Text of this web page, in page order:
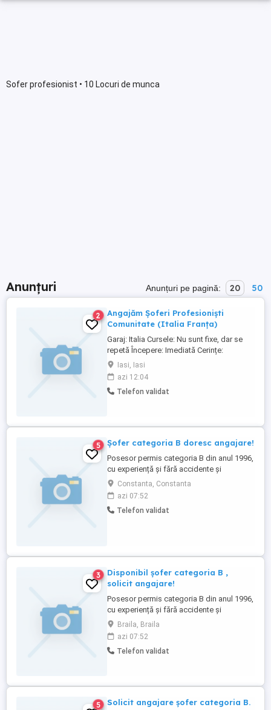
Sofer profesionist • 10 Locuri de munca
Anunțuri Anunțuri pe pagină: 20 50
2
Angajăm Șoferi Profesioniști
Comunitate (Italia Franța)
Garaj: Italia Cursele: Nu sunt fixe, dar se
repetă Începere: Imediată Cerințe:
Experiență în domeniu Acte valabile
Salariu: 3000 euro
Iasi, Iasi
azi 12:04
Telefon validat
5 Șofer categoria B doresc angajare!
Posesor permis categoria B din anul 1996,
cu experiență și fără accidente și
evenimente sunt disponibil zilnic
Constanța, București și alte orașe,
împrejurimi, județ, etc...Data nașterii 1
Martie 1977. Căsătorit, 1 copil.Stagiul
Constanta, Constanta
azi 07:52
Telefon validat
3
Disponibil șofer categoria B ,
solicit angajare!
Posesor permis categoria B din anul 1996,
cu experiență și fără accidente și
evenimente sunt disponibil zilnic
Constanța, București și alte orașe,
împrejurimi, județ, etc...Data nașterii 1
Martie 1977. Căsătorit, 1 copil.Stagiul
Braila, Braila
azi 07:52
Telefon validat
5 Solicit angajare șofer categoria B.